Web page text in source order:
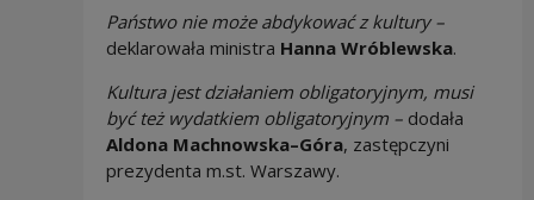
Państwo nie może abdykować z kultury –
deklarowała ministra Hanna Wróblewska.
Kultura jest działaniem obligatoryjnym, musi
być też wydatkiem obligatoryjnym – dodała
Aldona Machnowska–Góra, zastępczyni
prezydenta m.st. Warszawy.